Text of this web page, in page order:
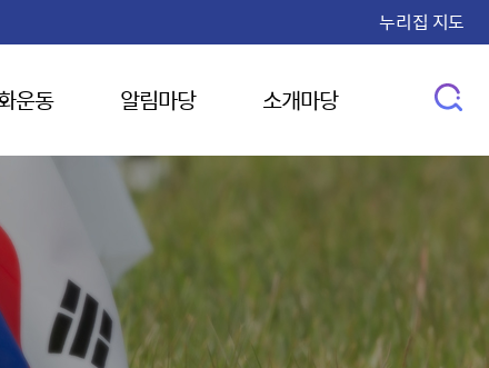
누리집 지도
운동 알림마당 소개마당